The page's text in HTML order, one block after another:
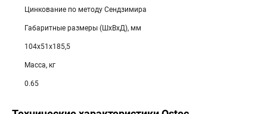
Цинкование по методу Сендзимира
Габаритные размеры (ШхВхД), мм
104х51х185,5
Масса, кг
0.65